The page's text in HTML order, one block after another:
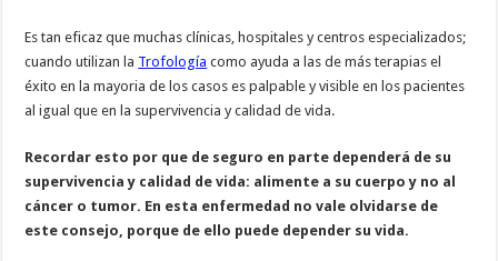
Es tan eficaz que muchas clínicas, hospitales y centros especializados;
cuando utilizan la Trofología como ayuda a las de más terapias el
éxito en la mayoria de los casos es palpable y visible en los pacientes
al igual que en la supervivencia y calidad de vida.
Recordar esto por que de seguro en parte dependerá de su
supervivencia y calidad de vida: alimente a su cuerpo y no al
cáncer o tumor. En esta enfermedad no vale olvidarse de
este consejo, porque de ello puede depender su vida.